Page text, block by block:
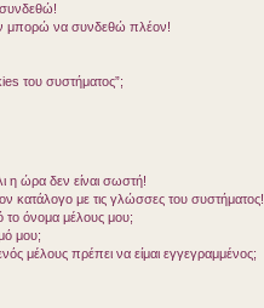
μπορώ να συνδεθώ πλέον!
του συστήματος”;
η ώρα δεν είναι σωστή!
κατάλογο με τις γλώσσες του συστήματος!
όνομα μέλους μου;
μου;
μέλους πρέπει να είμαι εγγεγραμμένος;